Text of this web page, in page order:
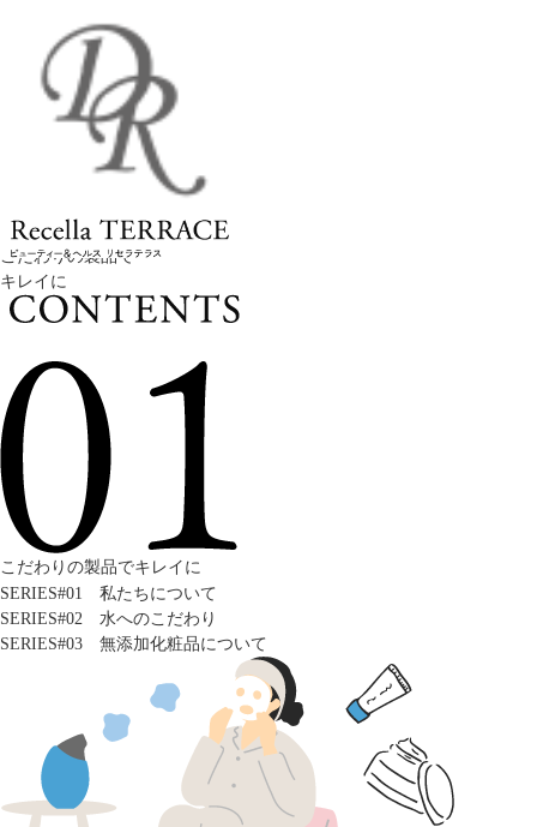
こだわりの製品で
キレイに
こだわりの製品でキレイに
SERIES#01 私たちについて
SERIES#02 水へのこだわり
SERIES#03 無添加化粧品について